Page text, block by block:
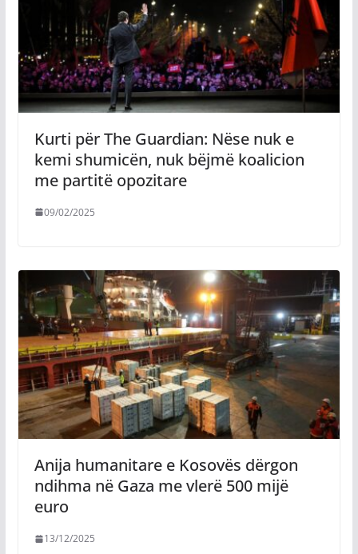
Kurti për The Guardian: Nëse nuk e
kemi shumicën, nuk bëjmë koalicion
me partitë opozitare
09/02/2025
Anija humanitare e Kosovës dërgon
ndihma në Gaza me vlerë 500 mijë
euro
13/12/2025